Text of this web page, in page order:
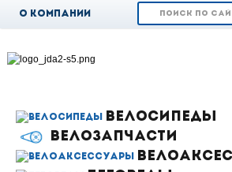
О компании
оплата
Гарантия
Контакты
ВЕЛОСИПЕДЫ
ВЕЛОЗАПЧАСТИ